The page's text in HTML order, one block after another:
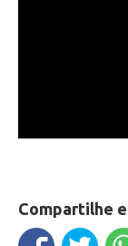
Compartilhe